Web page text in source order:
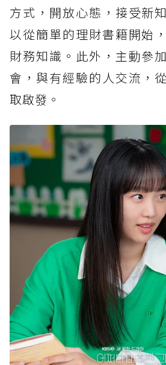
方式，開放心態，接受新
以從簡單的理財書籍開始
財務知識。此外，主動參
會，與有經驗的人交流，
取啟發。